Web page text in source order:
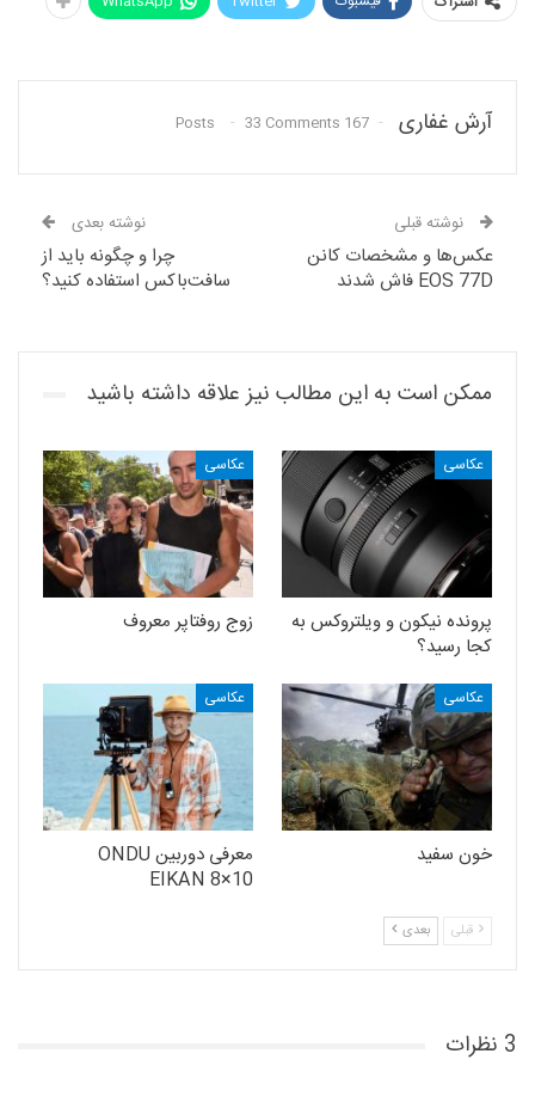
آرش غفاری 167 Posts
33 Comments
نوشته قبلی
عکس‌ها و مشخصات کانن
EOS 77D فاش شدند
نوشته بعدی
چرا و چگونه باید از
سافت‌باکس استفاده کنید؟
ممکن است به این مطالب نیز علاقه داشته باشید
عکاسی
پرونده نیکون و ویلتروکس به
کجا رسید؟
عکاسی
زوج روفتاپر معروف
عکاسی
خون سفید
عکاسی
معرفی دوربین ONDU
EIKAN 8×10
قبلی بعدی
3 نظرات